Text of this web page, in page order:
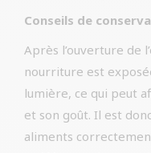
Conseils de
Après l’ouverture de
nourriture est
lumière, ce qui peut
et son goût. Il est
aliments